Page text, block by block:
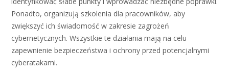
Ponadto, organizują szkolenia dla pracowników, aby
zwiększyć ich świadomość w zakresie zagrożeń
cybernetycznych. Wszystkie te działania mają na celu
zapewnienie bezpieczeństwa i ochrony przed potencjalnymi
cyberatakami.